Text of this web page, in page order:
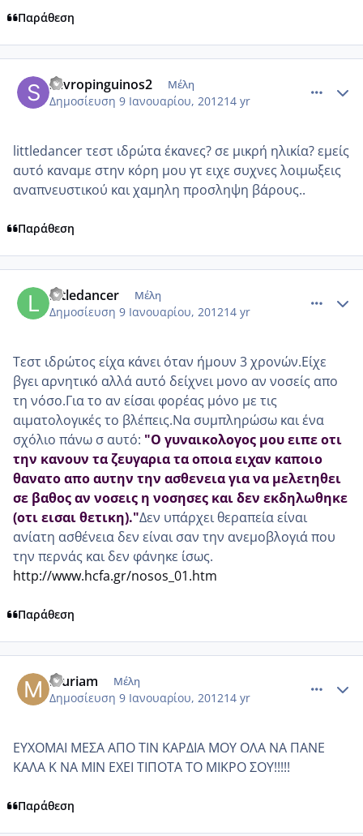
Παράθεση
savropinguinos2 Μέλη
Δημοσίευση 9 Ιανουαρίου, 201214 yr
littledancer τεστ ιδρώτα έκανες? σε μικρή ηλικία? εμείς
αυτό καναμε στην κόρη μου γτ ειχε συχνες λοιμωξεις
αναπνευστικού και χαμηλη προσληψη βάρους..
Παράθεση
littledancer Μέλη
Δημοσίευση 9 Ιανουαρίου, 201214 yr
Τεστ ιδρώτος είχα κάνει όταν ήμουν 3 χρονών.Είχε
βγει αρνητικό αλλά αυτό δείχνει μονο αν νοσείς απο
τη νόσο.Για το αν είσαι φορέας μόνο με τις
αιματολογικές το βλέπεις.Να συμπληρώσω και ένα
σχόλιο πάνω σ αυτό: "Ο γυναικολογος μου ειπε οτι
την κανουν τα ζευγαρια τα οποια ειχαν καποιο
θανατο απο αυτην την ασθενεια για να μελετηθει
σε βαθος αν νοσεις η νοσησες και δεν εκδηλωθηκε
(οτι εισαι θετικη)."Δεν υπάρχει θεραπεία είναι
ανίατη ασθένεια δεν είναι σαν την ανεμοβλογιά που
την περνάς και δεν φάνηκε ίσως.
http://www.hcfa.gr/nosos_01.htm
Παράθεση
muriam Μέλη
Δημοσίευση 9 Ιανουαρίου, 201214 yr
ΕΥΧΟΜΑΙ ΜΕΣΑ ΑΠΟ ΤΙΝ ΚΑΡΔΙΑ ΜΟΥ ΟΛΑ ΝΑ ΠΑΝΕ
ΚΑΛΑ Κ ΝΑ ΜΙΝ ΕΧΕΙ ΤΙΠΟΤΑ ΤΟ ΜΙΚΡΟ ΣΟΥ!!!!!
Παράθεση